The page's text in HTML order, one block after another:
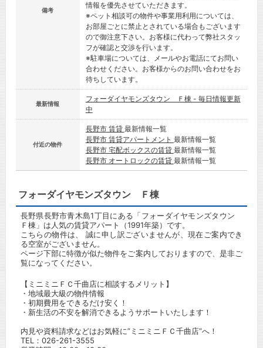
備考
情報を優先させていただきます。
※ペット相談可の物件や事業用利用については、
お部屋ごとに禁止とされている場合もございます
ので御注意下さい。お客様に代わって弊社スタッ
フが確認と交渉を行います。
※駐車場については、メールやお電話にてお問い
合わせください。お客様からのお問い合わせをお
待ちしています。
最新情報
フォーダイヤモンズタウン Ｆ棟 - 毎日情報更新
中
付近の物件
長野市 賃貸 最新情報一覧
長野市 賃貸アパートメント 最新情報一覧
長野市 宅配ボックスの賃貸 最新情報一覧
長野市 オートロックの賃貸 最新情報一覧
フォーダイヤモンズタウン Ｆ棟
長野県長野市青木島1丁目にある「フォーダイヤモンズタウン
Ｆ棟」は人気の賃貸アパート（1991年築）です。
こちらの物件は、 誠に申し訳ございませんが、現在ご案内でき
る空室がございません。
ページ下部に特徴が似た物件をご案内しておりますので、是非ご
覧になってください。
【ミニミニＦＣ千曲店に相談するメリット】
・地域最大級の物件情報
・初期費用をできるだけ安く！
・新生活の不安を解消できるようサポートいたします！
内見や資料請求などはお気軽に”ミニミニＦＣ千曲店”へ！
TEL： 026-261-3555